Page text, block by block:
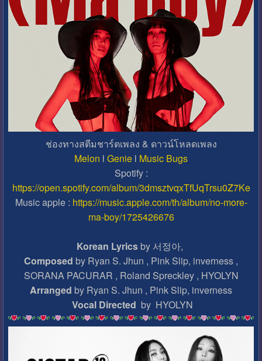
ช่องทางสตีมชาร์ตเพลง & ดาวน์โหลดเพลง
Melon l Genie l Music Bugs
Spotify :
https://open.spotify.com/album/3dmsztvqxTfUqTrsu0Z7Ke
Music apple : https://music.apple.com/th/album/no-more-
ma-boy/1725426676
Korean Lyrics by 서정아,
Composed by Ryan S. Jhun , Pink Slip, inverness ,
SORANA PACURAR , Roland Spreckley , HYOLYN
Arranged by Ryan S. Jhun , Pink Slip, inverness
Vocal Directed by HYOLYN